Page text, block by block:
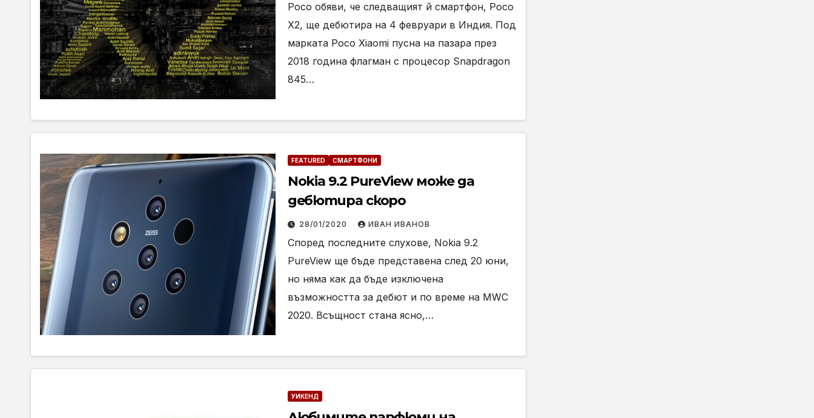
Poco обяви, че следващият й смартфон, Poco
X2, ще дебютира на 4 февруари в Индия. Под
марката Poco Xiaomi пусна на пазара през
2018 година флагман с процесор Snapdragon
845…
FEATURED СМАРТФОНИ
Nokia 9.2 PureView може да
дебютира скоро
28/01/2020 ИВАН ИВАНОВ
Според последните слухове, Nokia 9.2
PureView ще бъде представена след 20 юни,
но няма как да бъде изключена
възможността за дебют и по време на MWC
2020. Всъщност стана ясно,…
УИКЕНД